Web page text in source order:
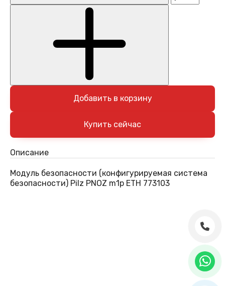
Добавить в корзину
Описание
Модуль безопасности (конфигурируемая система
безопасности) Pilz PNOZ m1p ETH 773103